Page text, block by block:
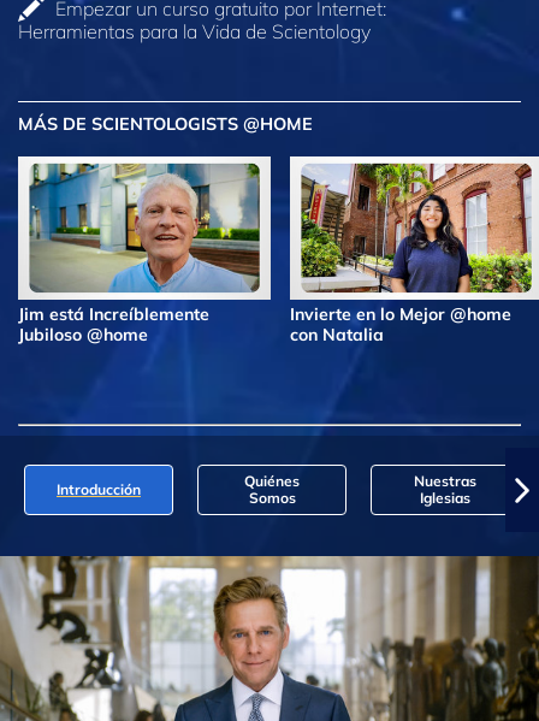
Empezar un curso gratuito por Internet:
Herramientas para la Vida de Scientology
MÁS DE SCIENTOLOGISTS @HOME
Jim está Increíblemente
Jubiloso @home
Invierte en lo Mejor @home
con Natalia
Introducción
Quiénes
Somos
Nuestras
Iglesias